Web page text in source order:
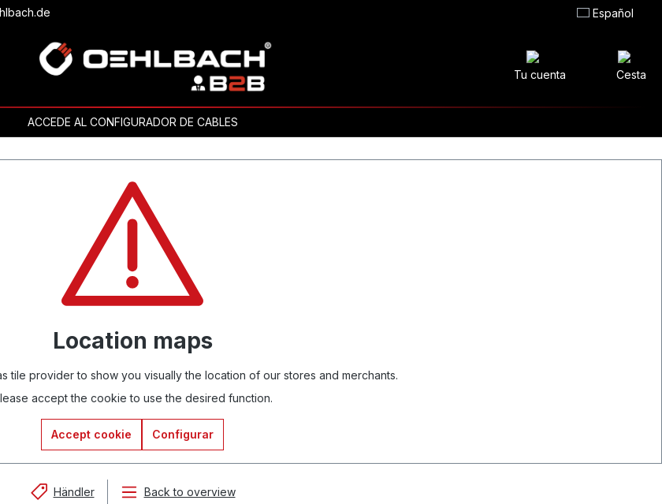
Español
Tu cuenta Cesta
ACCEDE AL CONFIGURADOR DE CABLES
Location maps
tile provider to show you visually the location of our stores and merchants.
accept the cookie to use the desired function.
Accept cookie Configurar
Händler Back to overview